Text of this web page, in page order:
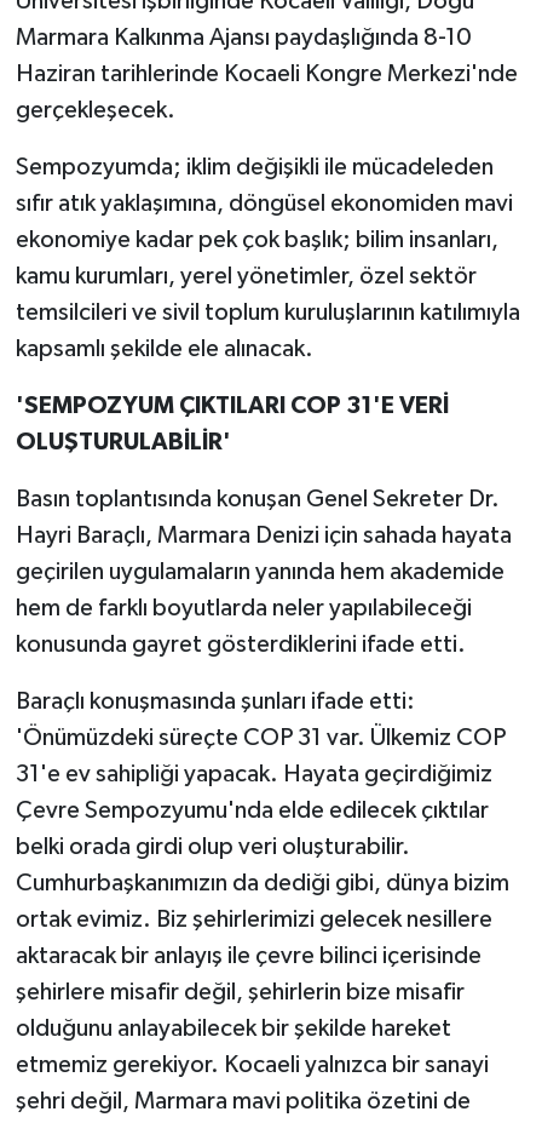
Marmara Kalkınma Ajansı paydaşlığında 8-10
Haziran tarihlerinde Kocaeli Kongre Merkezi'nde
gerçekleşecek.
Sempozyumda; iklim değişikli ile mücadeleden
sıfır atık yaklaşımına, döngüsel ekonomiden mavi
ekonomiye kadar pek çok başlık; bilim insanları,
kamu kurumları, yerel yönetimler, özel sektör
temsilcileri ve sivil toplum kuruluşlarının katılımıyla
kapsamlı şekilde ele alınacak.
'SEMPOZYUM ÇIKTILARI COP 31'E VERİ
OLUŞTURULABİLİR'
Basın toplantısında konuşan Genel Sekreter Dr.
Hayri Baraçlı, Marmara Denizi için sahada hayata
geçirilen uygulamaların yanında hem akademide
hem de farklı boyutlarda neler yapılabileceği
konusunda gayret gösterdiklerini ifade etti.
Baraçlı konuşmasında şunları ifade etti:
'Önümüzdeki süreçte COP 31 var. Ülkemiz COP
31'e ev sahipliği yapacak. Hayata geçirdiğimiz
Çevre Sempozyumu'nda elde edilecek çıktılar
belki orada girdi olup veri oluşturabilir.
Cumhurbaşkanımızın da dediği gibi, dünya bizim
ortak evimiz. Biz şehirlerimizi gelecek nesillere
aktaracak bir anlayış ile çevre bilinci içerisinde
şehirlere misafir değil, şehirlerin bize misafir
olduğunu anlayabilecek bir şekilde hareket
etmemiz gerekiyor. Kocaeli yalnızca bir sanayi
şehri değil, Marmara mavi politika özetini de